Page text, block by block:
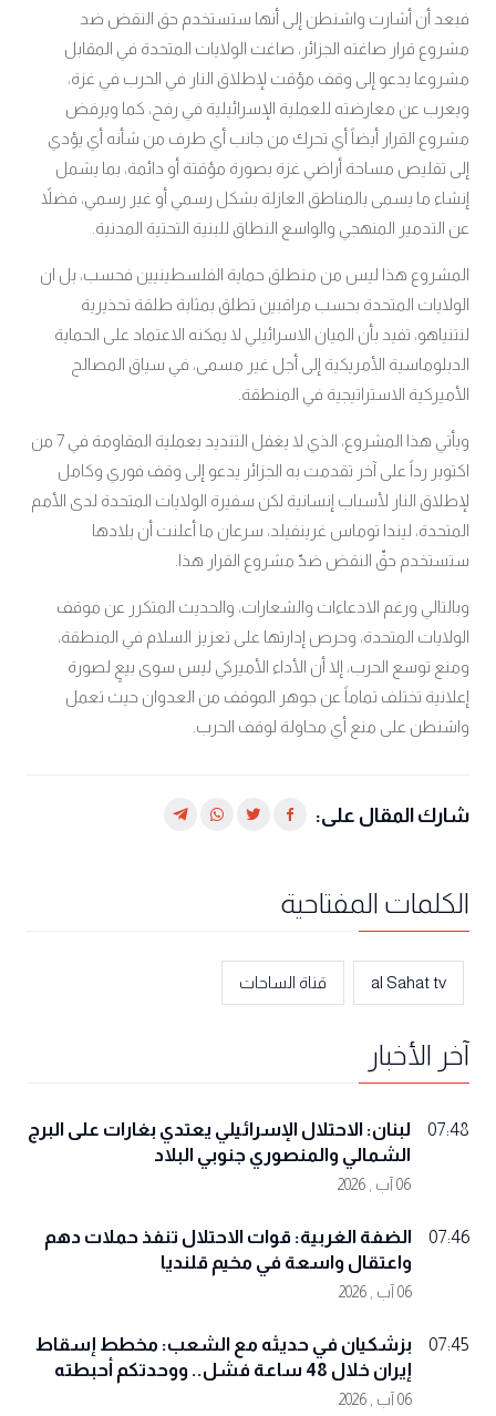
فبعد أن أشارت واشنطن إلى أنها ستستخدم حق النقض ضد
مشروع قرار صاغته الجزائر، صاغت الولايات المتحدة في المقابل
مشروعا يدعو إلى وقف مؤقت لإطلاق النار في الحرب في غزة،
ويعرب عن معارضته للعملية الإسرائيلية في رفح، كما ويرفض
مشروع القرار أيضاً أي تحرك من جانب أي طرف من شأنه أي يؤدي
إلى تقليص مساحة أراضي غزة بصورة مؤقتة أو دائمة، بما يشمل
إنشاء ما يسمى بالمناطق العازلة بشكل رسمي أو غير رسمي، فضلاً
عن التدمير المنهجي والواسع النطاق للبنية التحتية المدنية.
المشروع هذا ليس من منطلق حماية الفلسطينيين فحسب، بل ان
الولايات المتحدة بحسب مراقبين تطلق بمثابة طلقة تحذيرية
لنتنياهو، تفيد بأن الميان الاسرائيلي لا يمكنه الاعتماد على الحماية
الدبلوماسية الأمريكية إلى أجل غير مسمى، في سياق المصالح
الأميركية الاستراتيجية في المنطقة.
ويأتي هذا المشروع، الذي لا يغفل التنديد بعملية المقاومة في 7 من
اكتوبر رداً على آخر تقدمت به الجزائر يدعو إلى وقف فوري وكامل
لإطلاق النار لأسباب إنسانية لكن سفيرة الولايات المتحدة لدى الأمم
المتحدة، ليندا توماس غرينفيلد، سرعان ما أعلنت أن بلادها
ستستخدم حقّ النقض ضدّ مشروع القرار هذا.
وبالتالي ورغم الادعاءات والشعارات، والحديث المتكرر عن موقف
الولايات المتحدة، وحرص إدارتها على تعزيز السلام في المنطقة،
ومنع توسع الحرب، إلا أن الأداء الأميركي ليس سوى بيعٍ لصورة
إعلانية تختلف تماماً عن جوهر الموقف من العدوان حيث تعمل
واشنطن على منع أي محاولة لوقف الحرب.
شارك المقال على:
الكلمات المفتاحية
al Sahat tv قناة الساحات
آخر الأخبار
07:48
لبنان: الاحتلال الإسرائيلي يعتدي بغارات على البرج
الشمالي والمنصوري جنوبي البلاد
06 آب , 2026
07:46
الضفة الغربية: قوات الاحتلال تنفذ حملات دهم
واعتقال واسعة في مخيم قلنديا
06 آب , 2026
07:45
بزشكيان في حديثه مع الشعب: مخطط إسقاط
إيران خلال 48 ساعة فشل.. ووحدتكم أحبطته
06 آب , 2026